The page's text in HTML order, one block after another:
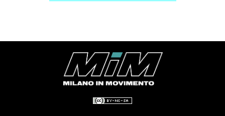
in
Fb
tw